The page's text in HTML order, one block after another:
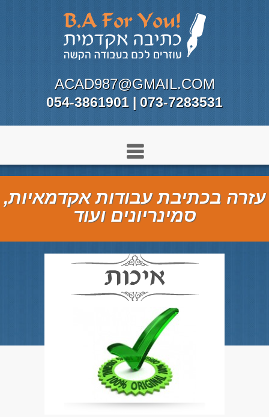
ACAD987@GMAIL.COM
073-7283531 | 054-3861901
עזרה בכתיבת עבודות אקדמאיות,
סמינריונים ועוד